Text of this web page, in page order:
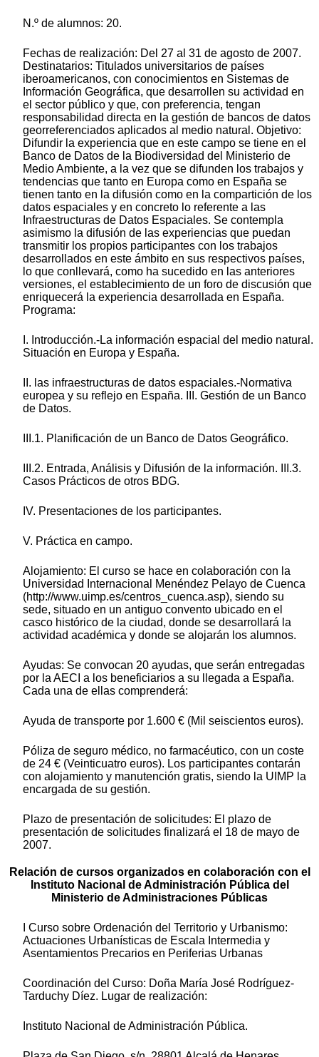
N.º de alumnos: 20.
Fechas de realización: Del 27 al 31 de agosto de 2007.
Destinatarios: Titulados universitarios de países
iberoamericanos, con conocimientos en Sistemas de
Información Geográfica, que desarrollen su actividad en
el sector público y que, con preferencia, tengan
responsabilidad directa en la gestión de bancos de datos
georreferenciados aplicados al medio natural. Objetivo:
Difundir la experiencia que en este campo se tiene en el
Banco de Datos de la Biodiversidad del Ministerio de
Medio Ambiente, a la vez que se difunden los trabajos y
tendencias que tanto en Europa como en España se
tienen tanto en la difusión como en la compartición de los
datos espaciales y en concreto lo referente a las
Infraestructuras de Datos Espaciales. Se contempla
asimismo la difusión de las experiencias que puedan
transmitir los propios participantes con los trabajos
desarrollados en este ámbito en sus respectivos países,
lo que conllevará, como ha sucedido en las anteriores
versiones, el establecimiento de un foro de discusión que
enriquecerá la experiencia desarrollada en España.
Programa:
I. Introducción.-La información espacial del medio natural.
Situación en Europa y España.
II. las infraestructuras de datos espaciales.-Normativa
europea y su reflejo en España. III. Gestión de un Banco
de Datos.
III.1. Planificación de un Banco de Datos Geográfico.
III.2. Entrada, Análisis y Difusión de la información. III.3.
Casos Prácticos de otros BDG.
IV. Presentaciones de los participantes.
V. Práctica en campo.
Alojamiento: El curso se hace en colaboración con la
Universidad Internacional Menéndez Pelayo de Cuenca
(http://www.uimp.es/centros_cuenca.asp), siendo su
sede, situado en un antiguo convento ubicado en el
casco histórico de la ciudad, donde se desarrollará la
actividad académica y donde se alojarán los alumnos.
Ayudas: Se convocan 20 ayudas, que serán entregadas
por la AECI a los beneficiarios a su llegada a España.
Cada una de ellas comprenderá:
Ayuda de transporte por 1.600 € (Mil seiscientos euros).
Póliza de seguro médico, no farmacéutico, con un coste
de 24 € (Veinticuatro euros). Los participantes contarán
con alojamiento y manutención gratis, siendo la UIMP la
encargada de su gestión.
Plazo de presentación de solicitudes: El plazo de
presentación de solicitudes finalizará el 18 de mayo de
2007.
Relación de cursos organizados en colaboración con el
Instituto Nacional de Administración Pública del
Ministerio de Administraciones Públicas
I Curso sobre Ordenación del Territorio y Urbanismo:
Actuaciones Urbanísticas de Escala Intermedia y
Asentamientos Precarios en Periferias Urbanas
Coordinación del Curso: Doña María José Rodríguez-
Tarduchy Díez. Lugar de realización:
Instituto Nacional de Administración Pública.